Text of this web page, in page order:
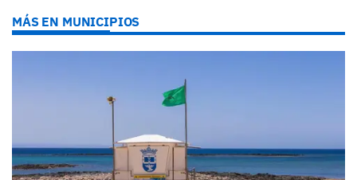
MÁS EN MUNICIPIOS